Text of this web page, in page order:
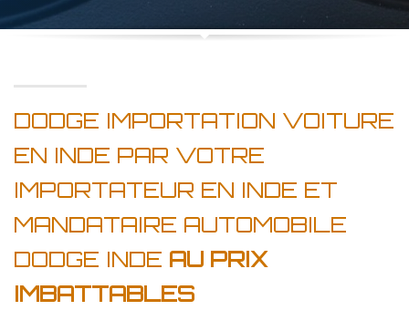
DODGE IMPORTATION VOITURE
EN INDE PAR VOTRE
IMPORTATEUR EN INDE ET
MANDATAIRE AUTOMOBILE
DODGE INDE AU PRIX
IMBATTABLES